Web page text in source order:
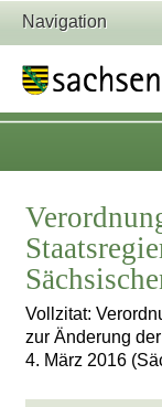
Navigation
Vollzitat:
zur Änderung
4. März 2016